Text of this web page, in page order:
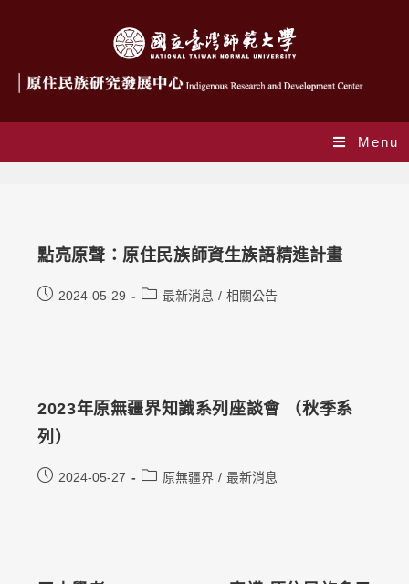
Menu
點亮原聲：原住民族師資生族語精進計畫
2024-05-29 最新消息 / 相關公告
2023年原無疆界知識系列座談會 （秋季系
列）
2024-05-27 原無疆界 / 最新消息